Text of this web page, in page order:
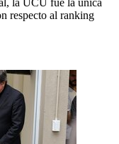
la UCU fue la única
respecto al ranking